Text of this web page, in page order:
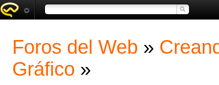
Foros del Web »
Gráfico »